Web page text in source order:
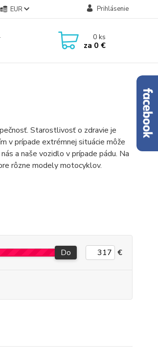
EUR Prihlásenie
0ks
za 0 €
Starostlivosť o zdravie je
v prípade extrémnej situácie môže
a naše vozidlo v prípade pádu. Na
rôzne modely motocyklov.
Do €